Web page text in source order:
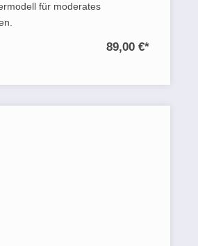
für moderates
89,00 €*